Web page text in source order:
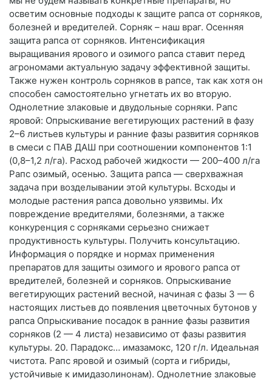
осветим основные подходы к защите рапса от сорняков,
болезней и вредителей. Сорняк – наш враг. Осенняя
защита рапса от сорняков. Интенсификация
выращивания ярового и озимого рапса ставит перед
агрономами актуальную задачу эффективной защиты.
Также нужен контроль сорняков в рапсе, так как хотя он
способен самостоятельно угнетать их во вторую.
Однолетние злаковые и двудольные сорняки. Рапс
яровой: Опрыскивание вегетирующих растений в фазу
2–6 листьев культуры и ранние фазы развития сорняков
в смеси с ПАВ ДАШ при соотношении компонентов 1:1
(0,8–1,2 л/га). Расход рабочей жидкости — 200–400 л/га
Рапс озимый, осенью. Защита рапса — сверхважная
задача при возделывании этой культуры. Всходы и
молодые растения рапса довольно уязвимы. Их
повреждение вредителями, болезнями, а также
конкуренция с сорняками серьезно снижает
продуктивность культуры. Получить консультацию.
Информация о порядке и нормах применения
препаратов для защиты озимого и ярового рапса от
вредителей, болезней и сорняков. Опрыскивание
вегетирующих растений весной, начиная с фазы 3 — 6
настоящих листьев до появления цветочных бутонов у
рапса Опрыскивание посадок в ранние фазы развития
сорняков (2 — 4 листа) независимо от фазы развития
культуры. 20. Парадокс… имазамокс, 120 г/л. Идеальная
чистота. Рапс яровой и озимый (сорта и гибриды,
устойчивые к имидазолинонам). Однолетние злаковые